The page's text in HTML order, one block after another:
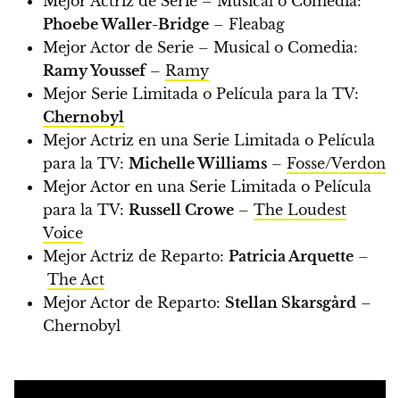
Phoebe Waller-Bridge – Fleabag
Mejor Actor de Serie – Musical o Comedia:
Ramy Youssef– Ramy
Mejor Serie Limitada o Película para la TV:
Chernobyl
Mejor Actriz en una Serie Limitada o Película
para la TV: Michelle Williams – Fosse/Verdon
Mejor Actor en una Serie Limitada o Película
para la TV: Russell Crowe – The Loudest
Voice
Mejor Actriz de Reparto: Patricia Arquette –
The Act
Mejor Actor de Reparto: Stellan Skarsgård –
Chernobyl